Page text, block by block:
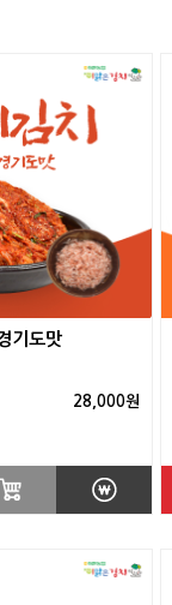
기도맛
28,000원